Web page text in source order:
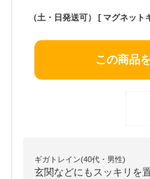
この商品
ギガトレイン(40代・男性)
玄関などにもスッキリを